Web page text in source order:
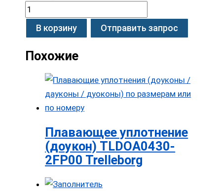
В корзину Отправить запрос
Похожие
Плавающее уплотнение
(доукон) TLDOA0430-
2FP00 Trelleborg